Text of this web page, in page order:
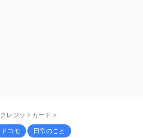
クレジットカード >
ドコモ 日常のこと